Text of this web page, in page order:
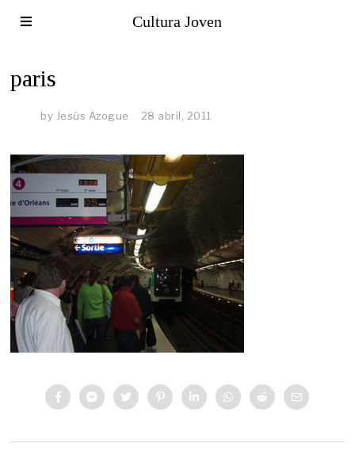
Cultura Joven
paris
by Jesús Azogue 28 abril, 2011